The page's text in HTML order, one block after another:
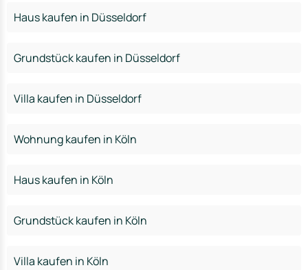
Haus kaufen in Düsseldorf
Grundstück kaufen in Düsseldorf
Villa kaufen in Düsseldorf
Wohnung kaufen in Köln
Haus kaufen in Köln
Grundstück kaufen in Köln
Villa kaufen in Köln